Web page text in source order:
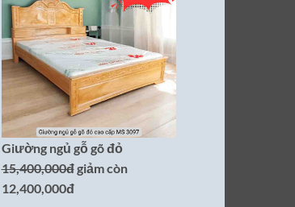
Giường ngủ gỗ gõ đỏ
15,400,000đgiảm còn
12,400,000đ